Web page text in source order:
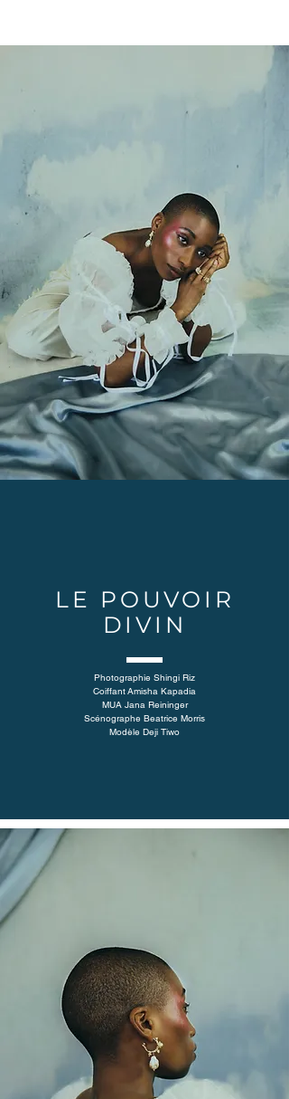
LE POUVOIR
DIVIN
Photographie Shingi Riz
CoiffantAmisha Kapadia
MUA Jana Reininger
Scénographe Beatrice Morris
Modèle Deji Tiwo